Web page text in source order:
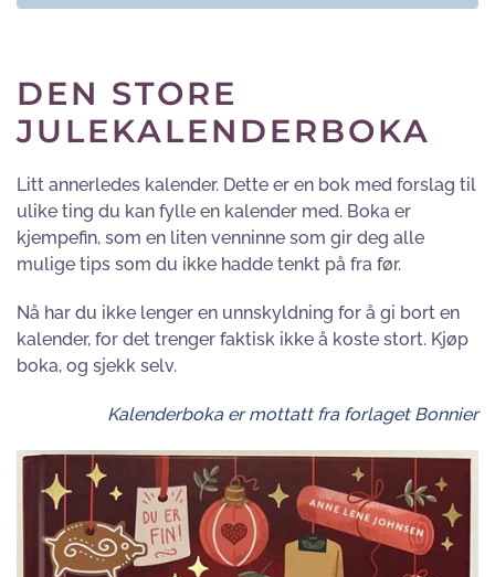
DEN STORE
JULEKALENDERBOKA
Litt annerledes kalender. Dette er en bok med forslag til
ulike ting du kan fylle en kalender med. Boka er
kjempefin, som en liten venninne som gir deg alle
mulige tips som du ikke hadde tenkt på fra før.
Nå har du ikke lenger en unnskyldning for å gi bort en
kalender, for det trenger faktisk ikke å koste stort. Kjøp
boka, og sjekk selv.
Kalenderboka er mottatt fra forlaget Bonnier